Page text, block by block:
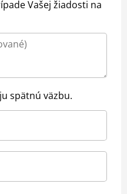
Vašej žiadosti na
spätnú väzbu.